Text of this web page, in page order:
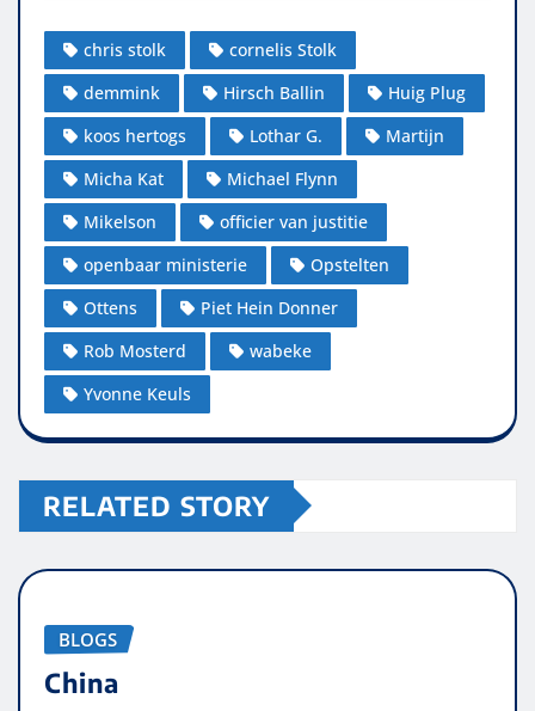
chris stolk
cornelis Stolk
demmink
Hirsch Ballin
Huig Plug
koos hertogs
Lothar G.
Martijn
Micha Kat
Michael Flynn
Mikelson
officier van justitie
openbaar ministerie
Opstelten
Ottens
Piet Hein Donner
Rob Mosterd
wabeke
Yvonne Keuls
RELATED STORY
BLOGS
China